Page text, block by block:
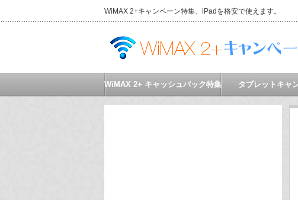
WiMAX 2+キャンペーン特集、iPadを格安で使えます。
WiMAX 2+ キャッシュバック特集 タブレットキャ